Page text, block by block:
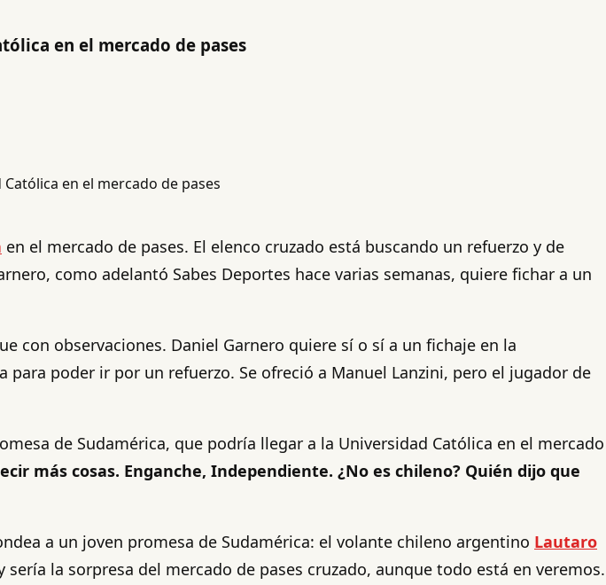
en el mercado de pases
en el mercado de pases. El elenco cruzado está buscando un refuerzo y de
como adelantó Sabes Deportes hace varias semanas, quiere fichar a un
con observaciones. Daniel Garnero quiere sí o sí a un fichaje en la
poder ir por un refuerzo. Se ofreció a Manuel Lanzini, pero el jugador de
de Sudamérica, que podría llegar a la Universidad Católica en el mercado
más cosas. Enganche, Independiente. ¿No es chileno? Quién dijo que
a un joven promesa de Sudamérica: el volante chileno argentino Lautaro
la sorpresa del mercado de pases cruzado, aunque todo está en veremos.